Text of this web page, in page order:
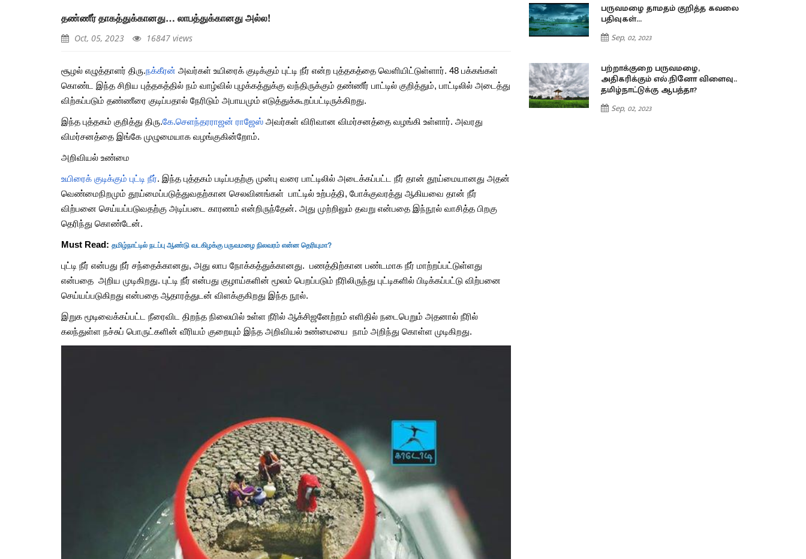
தண்ணீர் தாகத்துக்கானது… லாபத்துக்கானது அல்ல!
Oct, 05, 2023 16847 views
சூழல் எழுத்தாளர் திரு.நக்கீரன் அவர்கள் உயிரைக் குடிக்கும் புட்டி நீர் என்ற புத்தகத்தை வெளியிட்டுள்ளார். 48 பக்கங்கள்
கொண்ட இந்த சிறிய புத்தகத்தில் நம் வாழ்வில் புழக்கத்துக்கு வந்திருக்கும் தண்ணீர் பாட்டில் குறித்தும், பாட்டிலில் அடைத்து
விற்கப்படும் தண்ணீரை குடிப்பதால் நேரிடும் அபாயமும் எடுத்துக்கூறப்பட்டிருக்கிறது.
இந்த புத்தகம் குறித்து திரு.கே.செளந்தரராஜன் ராஜேஸ் அவர்கள் விரிவான விமர்சனத்தை வழங்கி உள்ளார். அவரது
விமர்சனத்தை இங்கே முழுமையாக வழங்குகின்றோம்.
அறிவியல் உண்மை
உயிரைக் குடிக்கும் புட்டி நீர். இந்த புத்தகம் படிப்பதற்கு முன்பு வரை பாட்டிலில் அடைக்கப்பட்ட நீர் தான் தூய்மையானது அதன்
வெண்மைநிறமும் தூய்மைப்படுத்துவதற்கான செலவினங்கள் பாட்டில் உற்பத்தி, போக்குவரத்து ஆகியவை தான் நீர்
விற்பனை செய்யப்படுவதற்கு அடிப்படை காரணம் என்றிருந்தேன். அது முற்றிலும் தவறு என்பதை இந்நூல் வாசித்த பிறகு
தெரிந்து கொண்டேன்.
Must Read: தமிழ்நாட்டில் நடப்பு ஆண்டு வடகிழக்கு பருவமழை நிலவரம் என்ன தெரியுமா?
புட்டி நீர் என்பது நீர் சந்தைக்கானது, அது லாப நோக்கத்துக்கானது. பணத்திற்கான பண்டமாக நீர் மாற்றப்பட்டுள்ளது
என்பதை அறிய முடிகிறது. புட்டி நீர் என்பது குழாய்களின் மூலம் பெறப்படும் நீரிலிருந்து புட்டிகளில் பிடிக்கப்பட்டு விற்பனை
செய்யப்படுகிறது என்பதை ஆதாரத்துடன் விளக்குகிறது இந்த நூல்.
இறுக மூடிவைக்கப்பட்ட நீரைவிட திறந்த நிலையில் உள்ள நீரில் ஆக்சிஜனேற்றம் எளிதில் நடைபெறும் அதனால் நீரில்
கலந்துள்ள நச்சுப் பொருட்களின் வீரியம் குறையும் இந்த அறிவியல் உண்மையை நாம் அறிந்து கொள்ள முடிகிறது.
பதிவுகள்…
Sep, 02, 2023
பற்றாக்குறை பருவமழை,
அதிகரிக்கும் எல்.நினோ விளைவு..
தமிழ்நாட்டுக்கு ஆபத்தா?
Sep, 02, 2023
பற்றாக்குறை பருவமழை,
அதிகரிக்கும் எல்.நினோ விளைவு..
தமிழ்நாட்டுக்கு ஆபத்தா?
பருவமழை தாமதம் குறித்த கவலை
பதிவுகள்…
Sep, 02, 2023
பற்றாக்குறை பருவமழை,
அதிகரிக்கும் எல்.நினோ விளைவு..
தமிழ்நாட்டுக்கு ஆபத்தா?
Sep, 02, 2023